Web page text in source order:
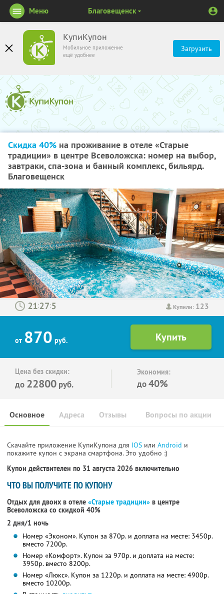
КупиКупон
Мобильное приложение
ещё удобнее
Загрузить
Меню Благовещенск
Скидка 40% на проживание в отеле «Старые
традиции» в центре Всеволожска: номер на выбор,
завтраки, спа-зона и банный комплекс, бильярд.
Благовещенск
Купили: 123
: :
от 870 руб.
Цена без скидки:
до 22800 руб.
Экономия:
до40%
Основное Отзывы Вопросы по акции
Адреса
Скачайте приложение КупиКупона для IOS или Android и
покажите купон с экрана смартфона. Это удобно :)
Купон действителен по 31 августа 2026 включительно
ЧТО ВЫ ПОЛУЧИТЕ ПО КУПОНУ
Отдых для двоих в отеле «Старые традиции» в центре
Всеволожска со скидкой 40%
2 дня/1 ночь
Номер «Эконом». Купон за 870р. и доплата на месте: 3450р.
вместо 7200р.
Номер «Комфорт». Купон за 970р. и доплата на месте:
3950р. вместо 8200р.
Номер «Люкс». Купон за 1220р. и доплата на месте: 4900р.
вместо 10200р.